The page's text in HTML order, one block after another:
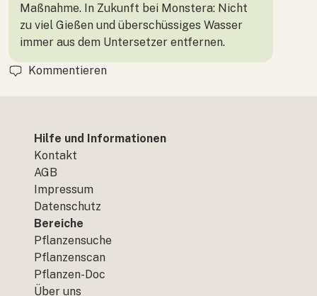
Maßnahme. In Zukunft bei Monstera: Nicht
zu viel Gießen und überschüssiges Wasser
immer aus dem Untersetzer entfernen.
Kommentieren
Hilfe und Informationen
Kontakt
AGB
Impressum
Datenschutz
Bereiche
Pflanzensuche
Pflanzenscan
Pflanzen-Doc
Über uns